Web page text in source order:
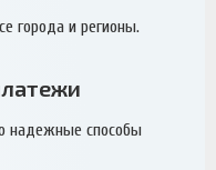
города и регионы.
надежные способы